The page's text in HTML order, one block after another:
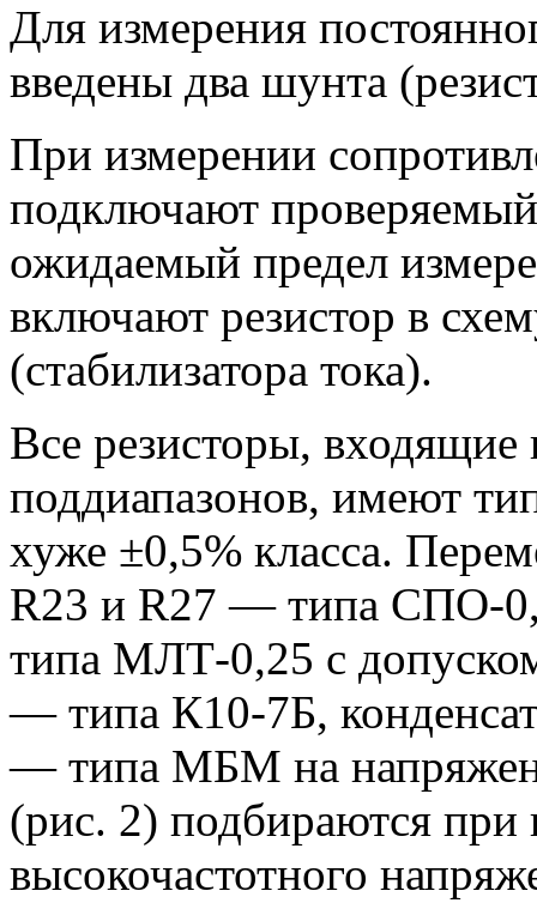
Для измерения
введены два шунта
При измерении
подключают проверяемый
ожидаемый предел
включают резистор в
(стабилизатора тока).
Все резисторы, входящие
поддиапазонов, имеют
хуже ±0,5% класса.
R23 и R27 — типа СПО-
типа МЛТ-0,25 с
— типа К10-7Б,
— типа МБМ на
(рис. 2) подбираются
высокочастотного